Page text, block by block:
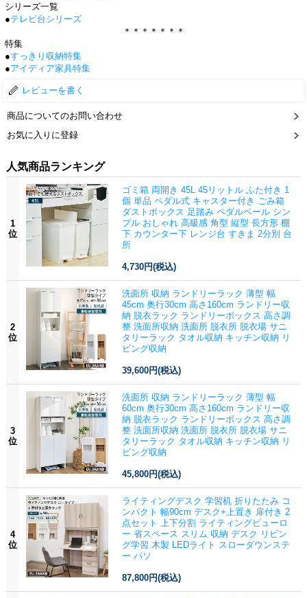
シリーズ一覧
●テレビ台シリーズ
＊＊＊＊＊＊＊
特集
●すっきり収納特集
●アイディア家具特集
レビューを書く
商品についてのお問い合わせ
お気に入りに登録
人気商品ランキング
1
位
ゴミ箱 両開き 45L 45リットル ふた付き 1
個 単品 ペダル式 キャスター付き ごみ箱
ダストボックス 足踏み ペダルペール シン
プル おしゃれ 高級感 角型 縦型 長方形 棚
下 カウンター下 レンジ台 すきま 2分別 台
所
4,730円(税込)
2
位
洗面所 収納 ランドリーラック 薄型 幅
45cm 奥行30cm 高さ160cm ランドリー収
納 脱衣ラック ランドリーボックス 高さ調
整 洗面所収納 洗面所 脱衣所 脱衣場 サニ
タリーラック タオル収納 キッチン収納 リ
ビング収納
39,600円(税込)
3
位
洗面所 収納 ランドリーラック 薄型 幅
60cm 奥行30cm 高さ160cm ランドリー収
納 脱衣ラック ランドリーボックス 高さ調
整 洗面所収納 洗面所 脱衣所 脱衣場 サニ
タリーラック タオル収納 キッチン収納 リ
ビング収納
45,800円(税込)
4
位
ライティングデスク 学習机 折りたたみ コ
ンパクト 幅90cm デスク+上置き 扉付き 2
点セット 上下分割 ライティングビューロ
ー 省スペース スリム 収納 デスク リビン
グ学習 木製 LEDライト スローダウンステ
ー パソ
87,800円(税込)